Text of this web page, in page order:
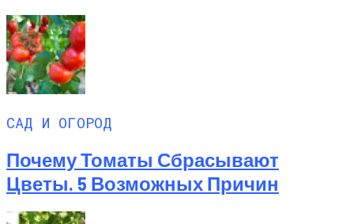
САД И ОГОРОД
Почему Томаты Сбрасывают
Цветы. 5 Возможных Причин